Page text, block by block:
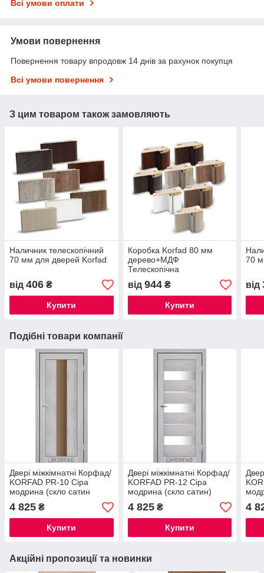
Всі умови оплати
Умови повернення
Повернення товару впродовж 14 днів за рахунок покупця
Всі умови повернення
З цим товаром також замовляють
Наличник телескопічний
70 мм для дверей Korfad
від 406 ₴
Купити
Коробка Korfad 80 мм
дерево+МДФ
Телескопічна
від 944₴
Купити
70
від
Подібні товари компанії
Двері міжкімнатні Корфад/
KORFAD PR-10 Сіра
модрина (скло сатин
4 825 ₴
Купити
Двері міжкімнатні Корфад/
KORFAD PR-12 Сіра
модрина (скло сатин)
4 825₴
Купити
4
Акційні пропозиції та новинки